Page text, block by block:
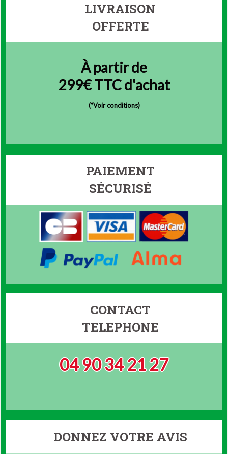
LIVRAISON
OFFERTE
À partir de
299€ TTC d'achat
(*Voir conditions)
PAIEMENT
SÉCURISÉ
CONTACT
TELEPHONE
04 90 34 21 27
DONNEZ VOTRE AVIS